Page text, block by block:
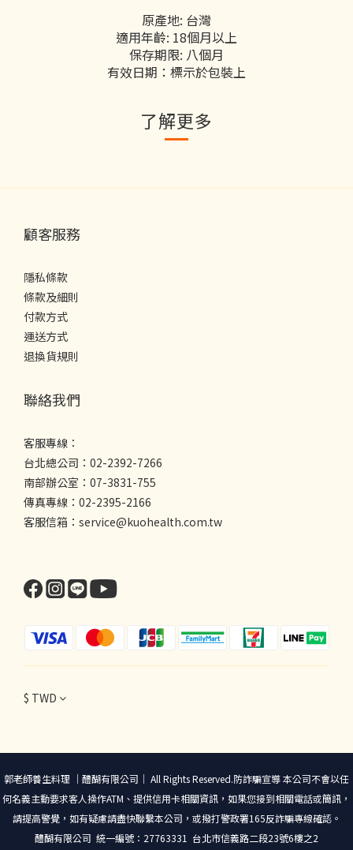
原產地: 台灣
適用年齡: 18個月以上
保存期限: 八個月
有效日期：標示於包裝上
了解更多
顧客服務
隱私條款
條款及細則
付款方式
運送方式
退換貨規則
聯絡我們
客服專線：
台北總公司：02-2392-7266
南部辦公室：07-3831-755
傳真專線：02-2395-2166
客服信箱：service@kuohealth.com.tw
$ TWD
郭老師養生料理 ｜醴醐有限公司｜ All Rights Reserved.防詐騙宣導 本公司不會以任
何名義主動要求客人操作ATM、提供信用卡相關資訊，如果您接到相關電話或簡訊，
請提高警覺，如有疑慮請盡快聯繫本公司，或撥打警政署165反詐騙專線確認。
醴醐有限公司 統一編號：27763331 台北市信義路二段23號6樓之2